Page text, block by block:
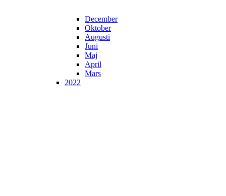
December
Oktober
Augusti
Juni
Maj
April
Mars
2022